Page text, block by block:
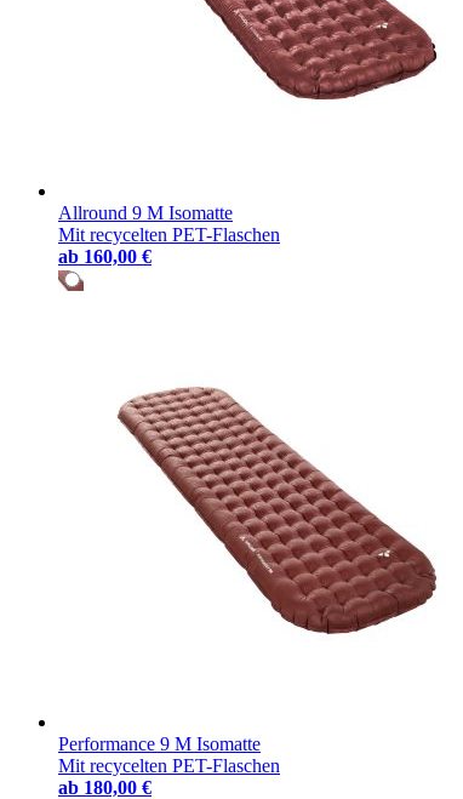
Allround 9 M Isomatte
Mit recycelten PET-Flaschen
ab 160,00 €
Performance 9 M Isomatte
Mit recycelten PET-Flaschen
ab 180,00 €